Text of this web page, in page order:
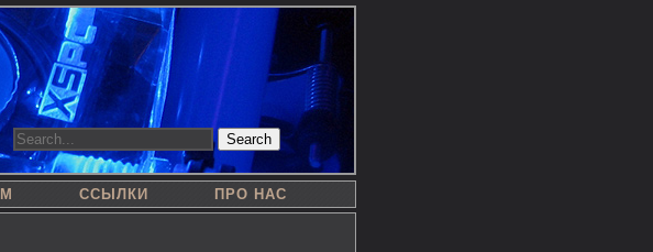
Search
ССЫЛКИ ПРО НАС